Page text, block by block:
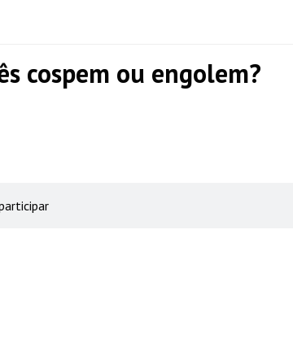
cospem ou engolem?